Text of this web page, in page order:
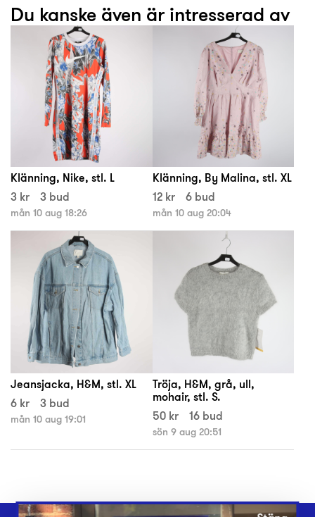
Du kanske även är intresserad av
Klänning, Nike, stl. L
3 kr
3 bud
mån 10 aug 18:26
Klänning, By Malina, stl. XL
12 kr
6 bud
mån 10 aug 20:04
Jeansjacka, H&M, stl. XL
6 kr
3 bud
mån 10 aug 19:01
Tröja, H&M, grå, ull,
mohair, stl. S.
50 kr
16 bud
sön 9 aug 20:51